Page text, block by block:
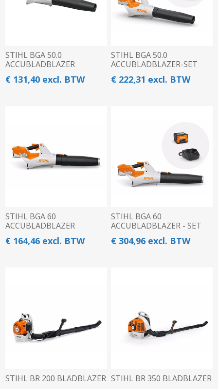
STIHL BGA 50.0
ACCUBLADBLAZER
€ 131,40 excl. BTW
STIHL BGA 50.0
ACCUBLADBLAZER-SET
€ 222,31 excl. BTW
STIHL BGA 60
ACCUBLADBLAZER
€ 164,46 excl. BTW
STIHL BGA 60
ACCUBLADBLAZER - SET
€ 304,96 excl. BTW
STIHL BR 200 BLADBLAZER STIHL BR 350 BLADBLAZER